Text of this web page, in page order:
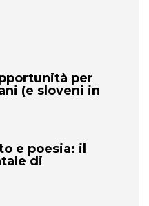
per
(e sloveni in
e poesia: il
di